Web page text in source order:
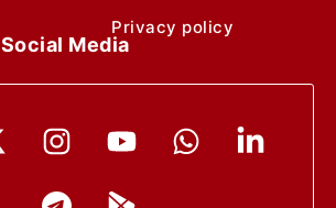
Privacy policy
Media